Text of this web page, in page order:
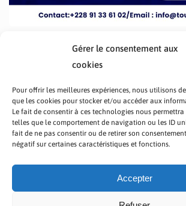
Gérer le consentement aux
cookies
Pour offrir les meilleures expériences, nous utilisons
que les cookies pour stocker et/ou accéder aux
Le fait de consentir à ces technologies nous
telles que le comportement de navigation ou les ID
fait de ne pas consentir ou de retirer son
négatif sur certaines caractéristiques et fonctions.
Accepter
PRÉSENTATION TOUTAFRICA